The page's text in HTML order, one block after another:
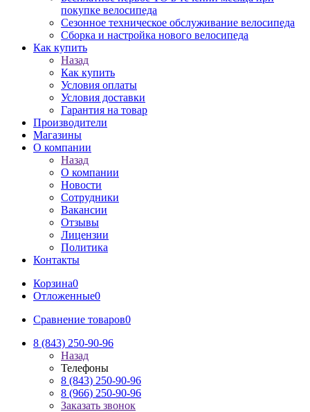
покупке велосипеда
Сезонное техническое обслуживание велосипеда
Сборка и настройка нового велосипеда
Как купить
Назад
Как купить
Условия оплаты
Условия доставки
Гарантия на товар
Производители
Магазины
О компании
Назад
О компании
Новости
Сотрудники
Вакансии
Отзывы
Лицензии
Политика
Контакты
Корзина0
Отложенные0
Сравнение товаров0
8 (843) 250-90-96
Назад
Телефоны
8 (843) 250-90-96
8 (966) 250-90-96
Заказать звонок